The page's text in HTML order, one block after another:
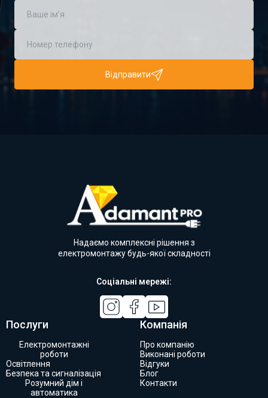
Відправити
Надаємо комплексні рішення з
електромонтажу будь-якої складності
Соціальні мережі:
Послуги
Електромонтажні
роботи
Освітлення
Безпека та сигналізація
Розумний дім і
автоматика
Компанія
Про компанію
Виконані роботи
Відгуки
Блог
Контакти